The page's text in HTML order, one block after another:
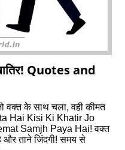
Quotes and
वक्त के साथ चला, वही कीमत
Hai Kisi Ki Khatir Jo
Samjh Paya Hai! वक्त
और ताने जिंदगी! समय से